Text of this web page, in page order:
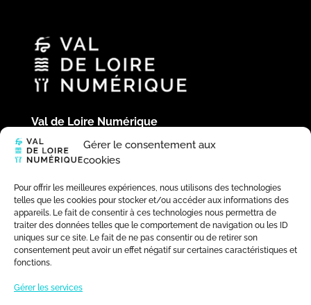
Gérer le consentement aux
cookies
Pour offrir les meilleures expériences, nous utilisons des technologies
telles que les cookies pour stocker et/ou accéder aux informations des
appareils. Le fait de consentir à ces technologies nous permettra de
traiter des données telles que le comportement de navigation ou les ID
uniques sur ce site. Le fait de ne pas consentir ou de retirer son
consentement peut avoir un effet négatif sur certaines caractéristiques et
fonctions.
Gérer les services
Val de Loire Numérique
Hôtel du Département
Place de la République
41020 Blois Cedex
02 54 58 44 39